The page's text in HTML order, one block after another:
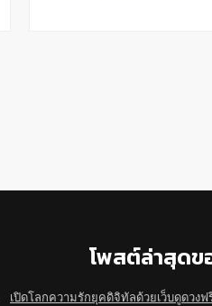
โพสต์ล่าสุดข
เปิดโลกความรักยุคดิจิทัลด้วยเว็บดูดวงฟ